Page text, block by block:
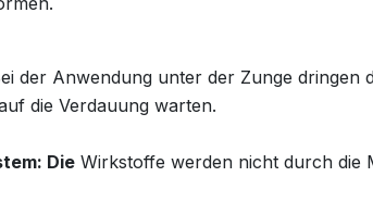
der Anwendung unter der Zunge dringen
die Verdauung warten.
Die Wirkstoffe werden nicht durch die